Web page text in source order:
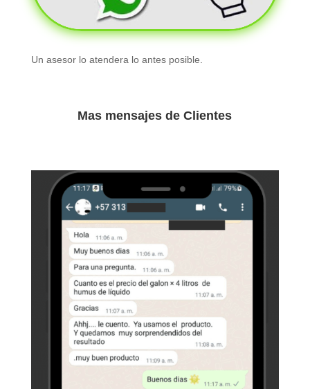
Un asesor lo atendera lo antes posible.
Mas mensajes de Clientes